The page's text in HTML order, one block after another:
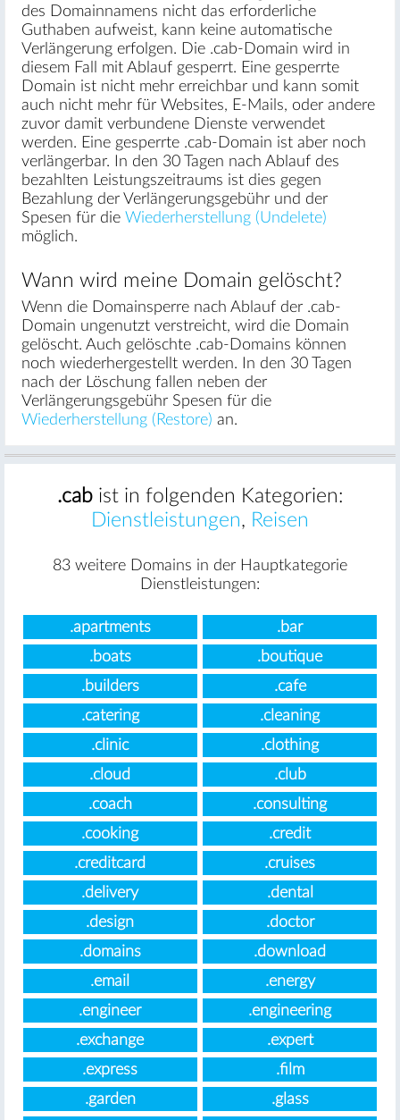
des Domainnamens nicht das erforderliche
Guthaben aufweist, kann keine automatische
Verlängerung erfolgen. Die .cab-Domain wird in
diesem Fall mit Ablauf gesperrt. Eine gesperrte
Domain ist nicht mehr erreichbar und kann somit
auch nicht mehr für Websites, E-Mails, oder andere
zuvor damit verbundene Dienste verwendet
werden. Eine gesperrte .cab-Domain ist aber noch
verlängerbar. In den 30 Tagen nach Ablauf des
bezahlten Leistungszeitraums ist dies gegen
Bezahlung der Verlängerungsgebühr und der
Spesen für die Wiederherstellung (Undelete)
möglich.
Wann wird meine Domain gelöscht?
Wenn die Domainsperre nach Ablauf der .cab-
Domain ungenutzt verstreicht, wird die Domain
gelöscht. Auch gelöschte .cab-Domains können
noch wiederhergestellt werden. In den 30 Tagen
nach der Löschung fallen neben der
Verlängerungsgebühr Spesen für die
Wiederherstellung (Restore) an.
.cabist in folgenden Kategorien:
Dienstleistungen, Reisen
83 weitere Domains in der Hauptkategorie
Dienstleistungen:
.apartments
.bar
.boats
.boutique
.builders
.cafe
.catering
.cleaning
.clinic
.clothing
.cloud
.club
.coach
.consulting
.cooking
.credit
.creditcard
.cruises
.delivery
.dental
.design
.doctor
.domains
.download
.email
.energy
.engineer
.engineering
.exchange
.expert
.express
.film
.garden
.glass